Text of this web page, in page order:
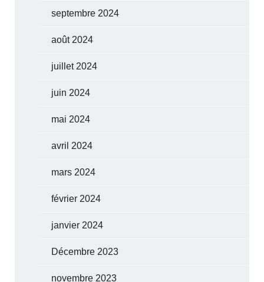
septembre 2024
août 2024
juillet 2024
juin 2024
mai 2024
avril 2024
mars 2024
février 2024
janvier 2024
Décembre 2023
novembre 2023